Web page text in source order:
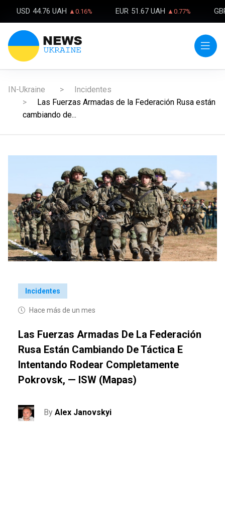
USD 44.76 UAH ▲0.16% EUR 51.67 UAH ▲0.77%
IN-Ukraine
Incidentes
Las Fuerzas Armadas de la Federación Rusa están
cambiando de...
Incidentes
Hace más de un mes
Las Fuerzas Armadas De La Federación
Rusa Están Cambiando De Táctica E
Intentando Rodear Completamente
Pokrovsk, — ISW (mapas)
ByAlex Janovskyi